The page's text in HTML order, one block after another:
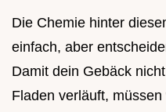
Die Chemie hinter
einfach, aber
Damit dein Gebäck
Fladen verläuft,